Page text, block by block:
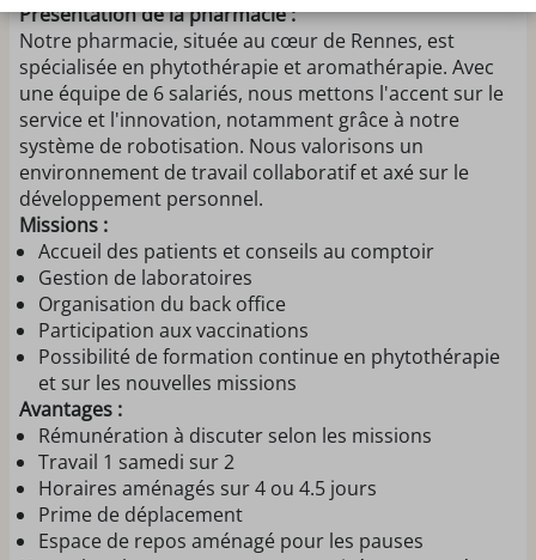
Présentation de la pharmacie :
Notre pharmacie, située au cœur de Rennes, est
spécialisée en phytothérapie et aromathérapie. Avec
une équipe de 6 salariés, nous mettons l'accent sur le
service et l'innovation, notamment grâce à notre
système de robotisation. Nous valorisons un
environnement de travail collaboratif et axé sur le
développement personnel.
Missions :
Accueil des patients et conseils au comptoir
Gestion de laboratoires
Organisation du back office
Participation aux vaccinations
Possibilité de formation continue en phytothérapie
et sur les nouvelles missions
Avantages :
Rémunération à discuter selon les missions
Travail 1 samedi sur 2
Horaires aménagés sur 4 ou 4.5 jours
Prime de déplacement
Espace de repos aménagé pour les pauses